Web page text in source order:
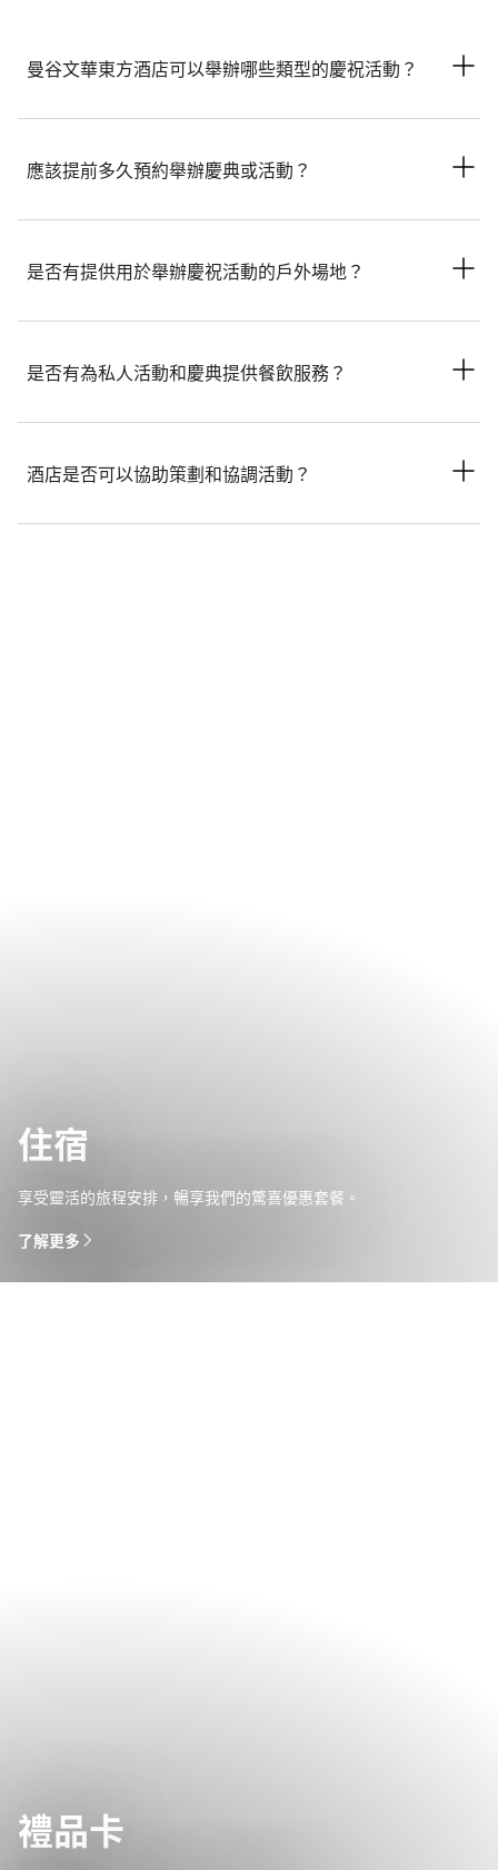
曼谷文華東方酒店可以舉辦哪些類型的慶祝活動？
括婚宴、週年紀念、訂婚派對及重要聚會。我們會精心策劃每場
活動，並根據您的期望提供度身而設的服務。
應該提前多久預約舉辦慶典或活動？
我們或可於短期內安排，惟仍建議您儘早提交查詢，以確保能預
留您首選的日期和場地。
是否有提供用於舉辦慶祝活動的戶外場地？
南河景觀的戶外空間。
是否有為私人活動和慶典提供餐飲服務？
據您的偏好、飲食要求和慶典風格來精心設計個人化餐單。
酒店是否可以協助策劃和協調活動？
住宿
享受靈活的旅程安排，暢享我們的驚喜優惠套餐。
了解更多
禮品卡